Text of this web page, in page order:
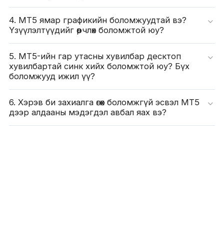
4. MT5 ямар графикийн боломжуудтай вэ?
Үзүүлэлтүүдийг өөрчлөх боломжтой юу?
5. MT5-ийн гар утасны хувилбар десктоп
хувилбартай синк хийх боломжтой юу? Бүх
боломжууд ижил үү?
6. Хэрэв би захиалга өгөх боломжгүй эсвэл MT5
дээр алдааны мэдэгдэл авбал яах вэ?